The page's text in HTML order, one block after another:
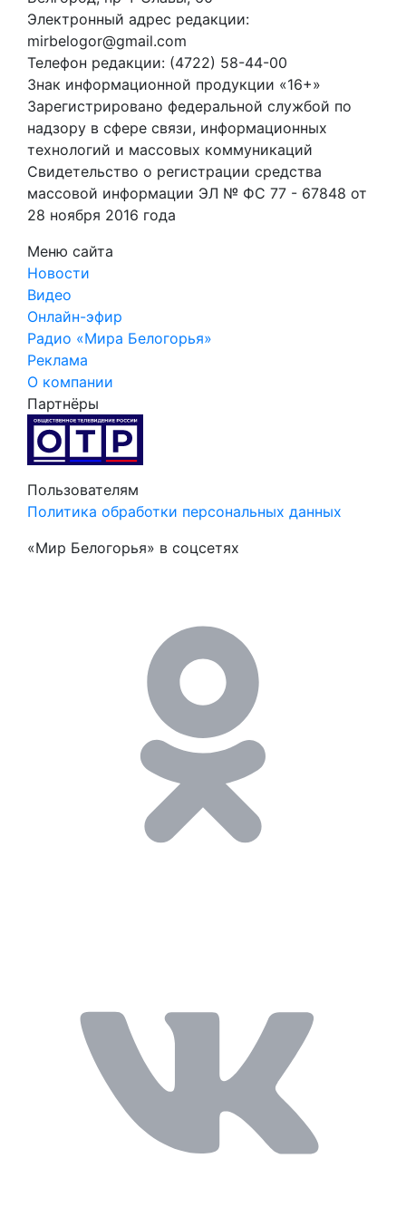
Электронный адрес редакции:
mirbelogor@gmail.com
Телефон редакции: (4722) 58-44-00
Знак информационной продукции «16+»
Зарегистрировано федеральной службой по
надзору в сфере связи, информационных
технологий и массовых коммуникаций
Свидетельство о регистрации средства
массовой информации ЭЛ № ФС 77 - 67848 от
28 ноября 2016 года
Меню сайта
Новости
Видео
Онлайн-эфир
Радио «Мира Белогорья»
Реклама
О компании
Партнёры
Пользователям
Политика обработки персональных данных
«Мир Белогорья» в соцсетях